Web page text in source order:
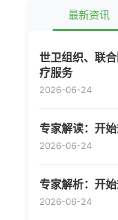
最新资讯
世卫组织、联
疗服务
2026-06-24
专家解读：开
2026-06-24
专家解析：开
2026-06-24